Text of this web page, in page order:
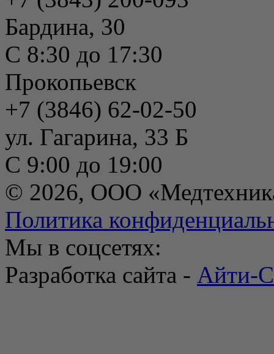
Бардина, 30
С 8:30 до 17:30
Прокопьевск
+7 (3846) 62-02-50
ул. Гагарина, 33 Б
С 9:00 до 19:00
© 2026, ООО
Политика
Мы в соцсетях:
Разработка сайта - Айти-